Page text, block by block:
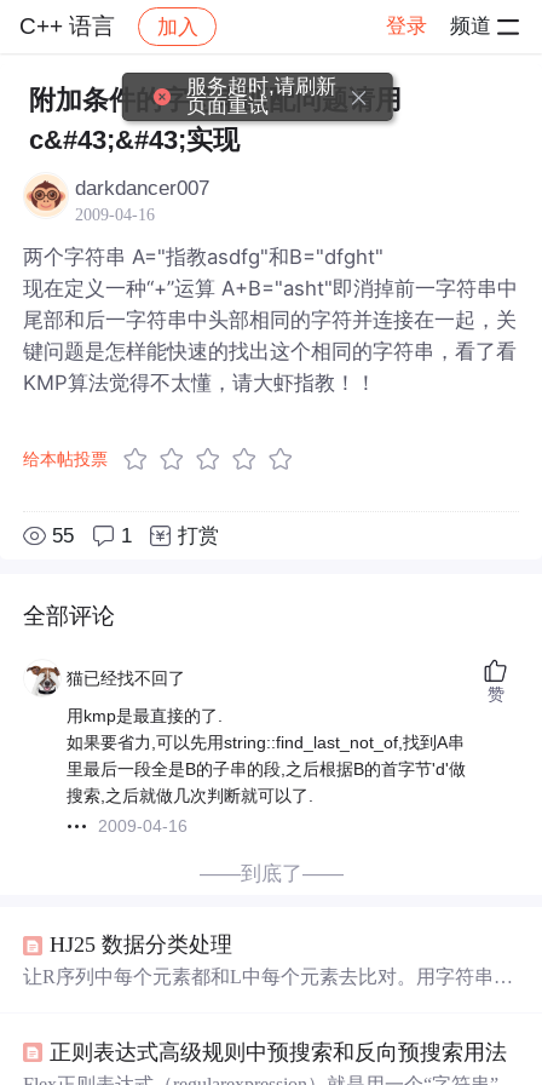
C++ 语言 加入 登录 频道
社区 C++ 语言 帖子详情
附加条件的字符串匹配问题请用
c&#43;&#43;实现
darkdancer007
2009-04-16
两个字符串 A="指教asdfg"和B="dfght"
现在定义一种“+”运算 A+B="asht"即消掉前一字符串中
尾部和后一字符串中头部相同的字符并连接在一起，关
键问题是怎样能快速的找出这个相同的字符串，看了看
KMP算法觉得不太懂，请大虾指教！！
给本帖投票
55 1 打赏
全部评论
猫已经找不回了
用kmp是最直接的了.
如果要省力,可以先用string::find_last_not_of,找到A串
里最后一段全是B的子串的段,之后根据B的首字节'd'做
搜索,之后就做几次判断就可以了.
2009-04-16
赞
——到底了——
HJ25 数据分类处理
让R序列中每个元素都和L中每个元素去比对。用字符串fin
正则表达式高级规则中预搜索和反向预搜索用法
服务超时,请刷新
页面重试